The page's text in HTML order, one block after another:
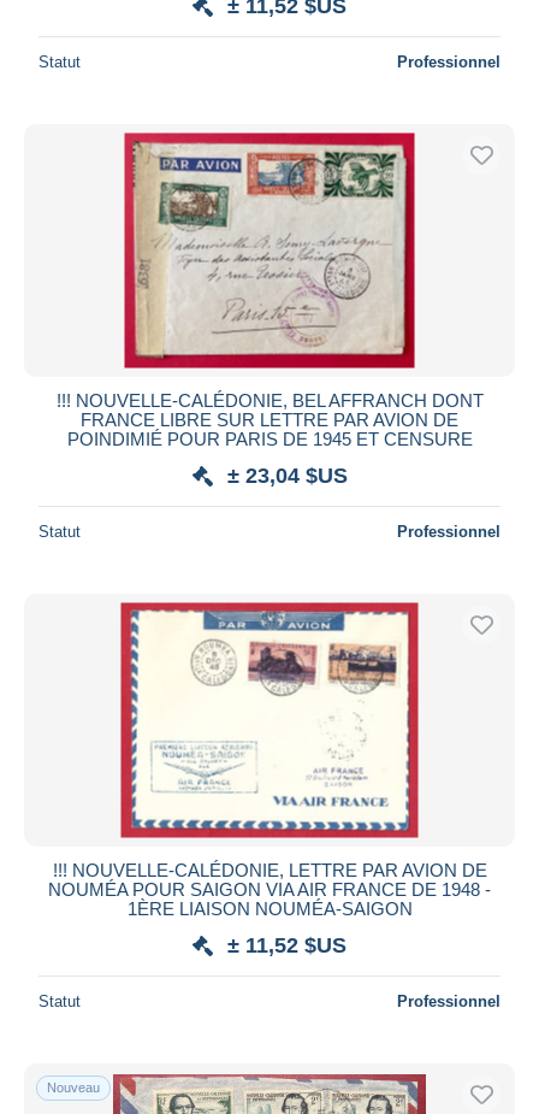
± 11,52 $US
Statut Professionnel
!!! NOUVELLE-CALÉDONIE, BEL AFFRANCH DONT
FRANCE LIBRE SUR LETTRE PAR AVION DE
POINDIMIÉ POUR PARIS DE 1945 ET CENSURE
± 23,04 $US
Statut Professionnel
!!! NOUVELLE-CALÉDONIE, LETTRE PAR AVION DE
NOUMÉA POUR SAIGON VIA AIR FRANCE DE 1948 -
1ÈRE LIAISON NOUMÉA-SAIGON
± 11,52 $US
Statut Professionnel
Nouveau